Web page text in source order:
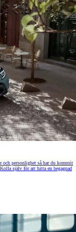
och personlighet så har du kommit
själv för att hitta en begagnad